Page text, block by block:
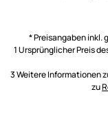
* Preisangaben inkl.
1 Ursprünglicher Preis
3 Weitere Informationen
zu